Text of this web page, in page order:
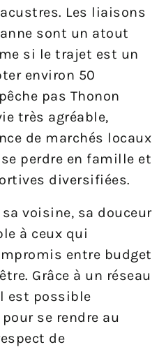
Les liaisons
sont un atout
si le trajet est un
environ 50
pas Thonon
très agréable,
de marchés locaux
perdre en famille et
diversifiées.
voisine, sa douceur
à ceux qui
entre budget
Grâce à un réseau
est possible
se rendre au
de